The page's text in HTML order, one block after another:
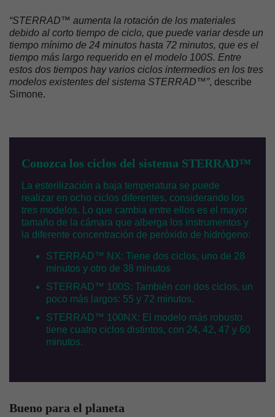
“STERRAD™ aumenta la rotación de los materiales
debido al corto tiempo de ciclo, que puede variar desde un
tiempo mínimo de 24 minutos hasta 72 minutos, que es el
tiempo más largo requerido en el modelo 100S. Entre
estos dos tiempos hay varios ciclos intermedios en los tres
modelos existentes del sistema STERRAD™”, describe
Simone.
Conozca los ciclos del sistema STERRAD™
La esterilización a baja temperatura se puede
realizar en ocho ciclos diferentes, considerando los
tres modelos. Lo que cambia entre ellos es el mayor
tamaño de la cámara que alberga los instrumentos y
la diferente concentración de peróxido de hidrógeno:
STERRAD™ NX: Tiene dos ciclos, uno de 28
minutos y otro de 38 minutos
STERRAD™ 100S: También con dos ciclos, un
poco más largos: 55 y 72 minutos.
STERRAD™ 100NX: El modelo más robusto
tiene cuatro ciclos distintos, con 24, 42, 47 y 60
minutos.
Bueno para el planeta